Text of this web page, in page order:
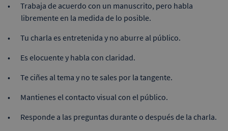
Trabaja de acuerdo con un manuscrito, pero habla
libremente en la medida de lo posible.
Tu charla es entretenida y no aburre al público.
Es elocuente y habla con claridad.
Te ciñes al tema y no te sales por la tangente.
Mantienes el contacto visual con el público.
Responde a las preguntas durante o después de la charla.